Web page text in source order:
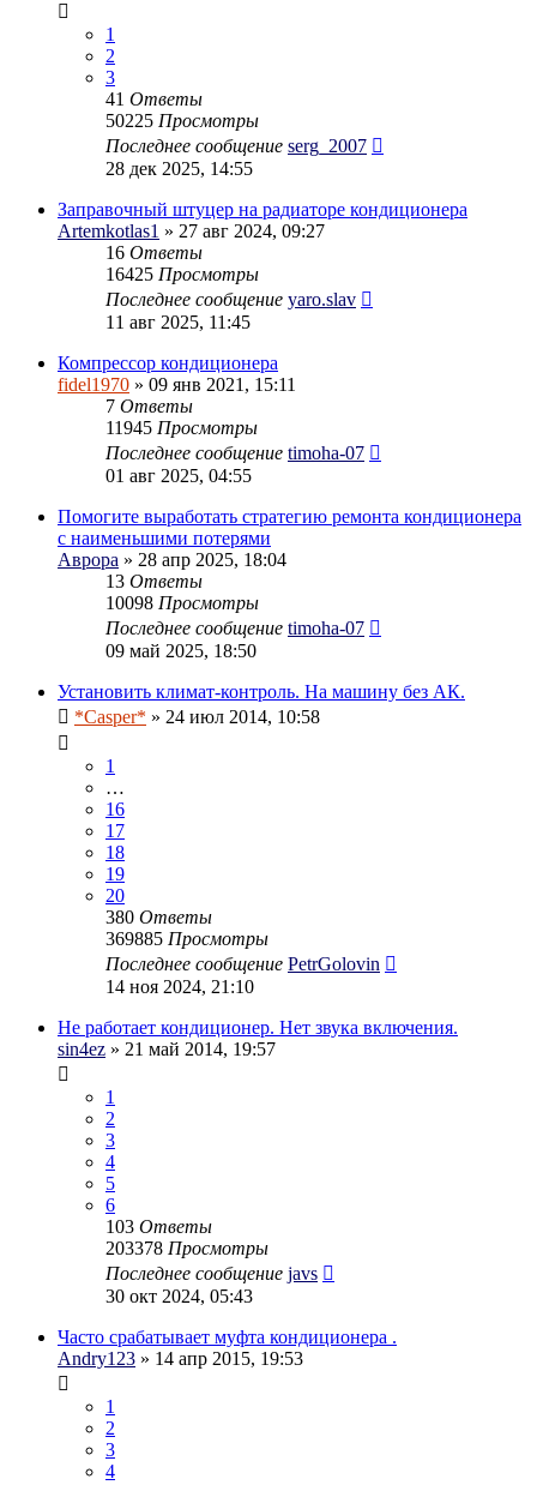
1
2
3
41 Ответы
50225 Просмотры
Последнее сообщение serg_2007
28 дек 2025, 14:55
Заправочный штуцер на радиаторе кондиционера
Artemkotlas1 » 27 авг 2024, 09:27
16 Ответы
16425 Просмотры
Последнее сообщение yaro.slav
11 авг 2025, 11:45
Компрессор кондиционера
fidel1970 » 09 янв 2021, 15:11
7 Ответы
11945 Просмотры
Последнее сообщение timoha-07
01 авг 2025, 04:55
Помогите выработать стратегию ремонта кондиционера
с наименьшими потерями
Аврора » 28 апр 2025, 18:04
13 Ответы
10098 Просмотры
Последнее сообщение timoha-07
09 май 2025, 18:50
Установить климат-контроль. На машину без АК.
*Casper* » 24 июл 2014, 10:58
1
…
16
17
18
19
20
380 Ответы
369885 Просмотры
Последнее сообщение PetrGolovin
14 ноя 2024, 21:10
Не работает кондиционер. Нет звука включения.
sin4ez » 21 май 2014, 19:57
1
2
3
4
5
6
103 Ответы
203378 Просмотры
Последнее сообщение javs
30 окт 2024, 05:43
Часто срабатывает муфта кондиционера .
Andry123 » 14 апр 2015, 19:53
1
2
3
4